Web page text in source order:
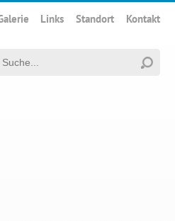
Links Standort Kontakt
Suchwort